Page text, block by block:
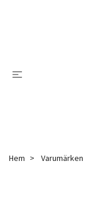
Hem Varumärken